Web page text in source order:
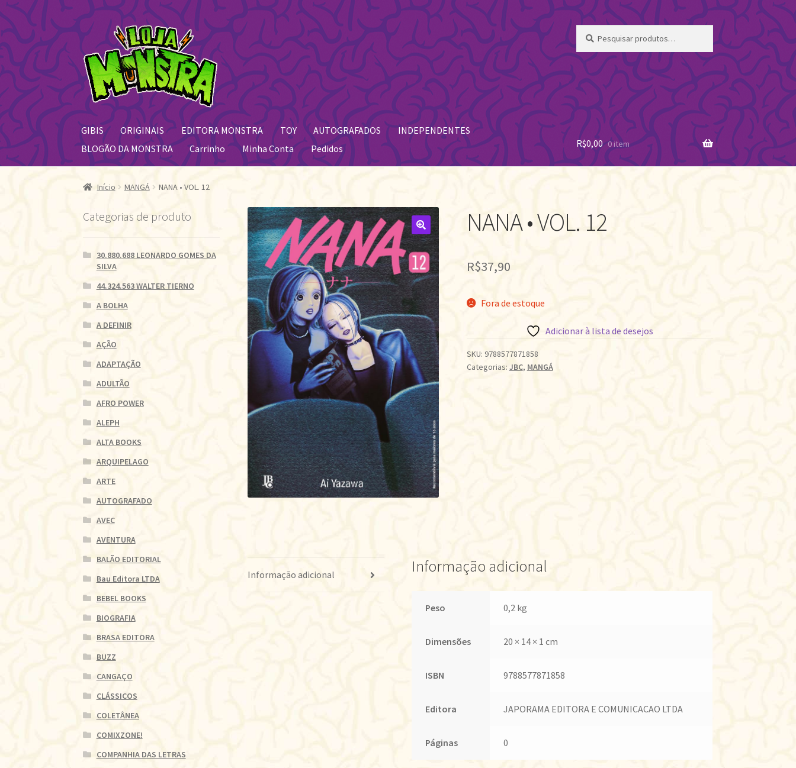
Pular
para
navegação
Pular
para
o
conteúdo
por:
GIBIS ORIGINAIS EDITORA MONSTRA TOY AUTOGRAFADOS
INDEPENDENTES
BLOGÃO DA MONSTRA
Carrinho Minha Conta Pedidos R$0,00 0 item
Início MANGÁ NANA • VOL. 12
🔍
NANA • VOL. 12
R$37,90
Fora de estoque
Adicionar à lista de desejos
SKU: 9788577871858
Categorias: JBC, MANGÁ
Informação adicional Informação adicional
Peso 0,2 kg
Dimensões 20 × 14 × 1 cm
ISBN 9788577871858
Editora JAPORAMA EDITORA E COMUNICACAO LTDA
Páginas 0
Categorias de produto
30.880.688 LEONARDO GOMES DA
SILVA
44.324.563 WALTER TIERNO
A BOLHA
A DEFINIR
AÇÃO
ADAPTAÇÃO
ADULTÃO
AFRO POWER
ALEPH
ALTA BOOKS
ARQUIPELAGO
ARTE
AUTOGRAFADO
AVEC
AVENTURA
BALÃO EDITORIAL
Bau Editora LTDA
BEBEL BOOKS
BIOGRAFIA
BRASA EDITORA
BUZZ
CANGAÇO
CLÁSSICOS
COLETÂNEA
COMIXZONE!
COMPANHIA DAS LETRAS